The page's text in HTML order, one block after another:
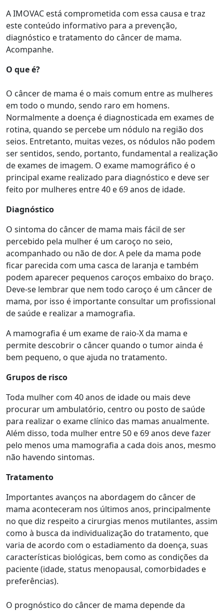
A IMOVAC está comprometida com essa causa e traz
este conteúdo informativo para a prevenção,
diagnóstico e tratamento do câncer de mama.
Acompanhe.
O que é?
O câncer de mama é o mais comum entre as mulheres
em todo o mundo, sendo raro em homens.
Normalmente a doença é diagnosticada em exames de
rotina, quando se percebe um nódulo na região dos
seios. Entretanto, muitas vezes, os nódulos não podem
ser sentidos, sendo, portanto, fundamental a realização
de exames de imagem. O exame mamográfico é o
principal exame realizado para diagnóstico e deve ser
feito por mulheres entre 40 e 69 anos de idade.
Diagnóstico
O sintoma do câncer de mama mais fácil de ser
percebido pela mulher é um caroço no seio,
acompanhado ou não de dor. A pele da mama pode
ficar parecida com uma casca de laranja e também
podem aparecer pequenos caroços embaixo do braço.
Deve-se lembrar que nem todo caroço é um câncer de
mama, por isso é importante consultar um profissional
de saúde e realizar a mamografia.
A mamografia é um exame de raio-X da mama e
permite descobrir o câncer quando o tumor ainda é
bem pequeno, o que ajuda no tratamento.
Grupos de risco
Toda mulher com 40 anos de idade ou mais deve
procurar um ambulatório, centro ou posto de saúde
para realizar o exame clínico das mamas anualmente.
Além disso, toda mulher entre 50 e 69 anos deve fazer
pelo menos uma mamografia a cada dois anos, mesmo
não havendo sintomas.
Tratamento
Importantes avanços na abordagem do câncer de
mama aconteceram nos últimos anos, principalmente
no que diz respeito a cirurgias menos mutilantes, assim
como à busca da individualização do tratamento, que
varia de acordo com o estadiamento da doença, suas
características biológicas, bem como as condições da
paciente (idade, status menopausal, comorbidades e
preferências).
O prognóstico do câncer de mama depende da